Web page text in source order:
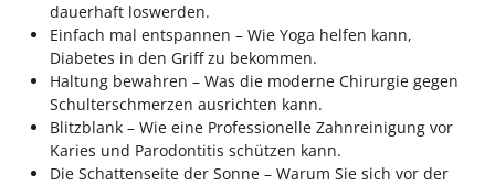
dauerhaft loswerden.
Einfach mal entspannen – Wie Yoga helfen kann,
Diabetes in den Griff zu bekommen.
Haltung bewahren – Was die moderne Chirurgie gegen
Schulterschmerzen ausrichten kann.
Blitzblank – Wie eine Professionelle Zahnreinigung vor
Karies und Parodontitis schützen kann.
Die Schattenseite der Sonne – Warum Sie sich vor der